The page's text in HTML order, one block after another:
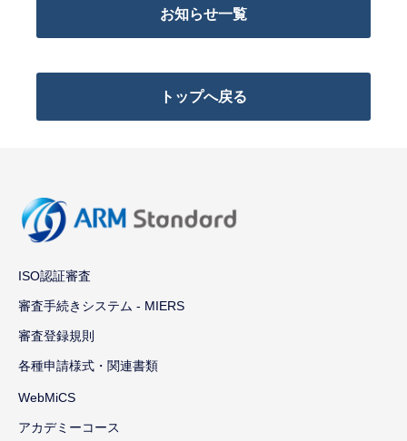
お知らせ一覧
トップへ戻る
ISO認証審査
審査手続きシステム - MIERS
審査登録規則
各種申請様式・関連書類
WebMiCS
アカデミーコース